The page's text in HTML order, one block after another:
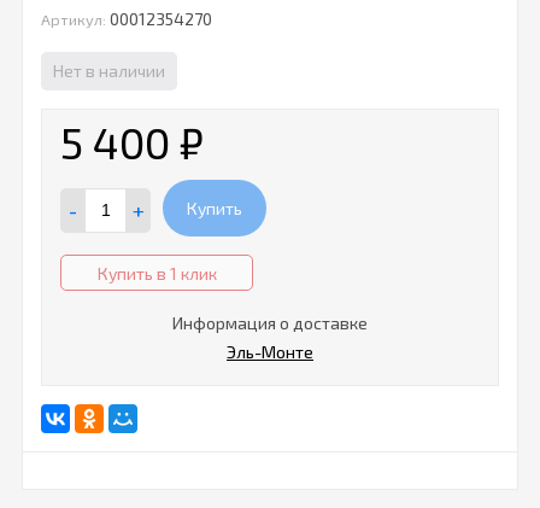
Артикул: 00012354270
Нет в наличии
5 400 ₽
- + Купить
Купить в 1 клик
Информация о доставке
Эль-Монте